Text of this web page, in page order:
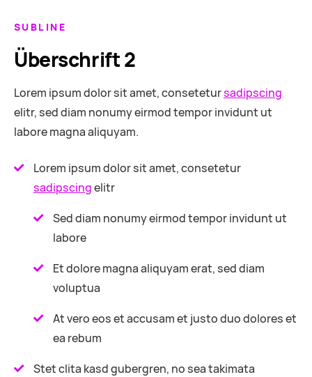
SUBLINE
Überschrift 2
Lorem ipsum dolor sit amet, consetetursadipscing
elitr, sed diam nonumy eirmod tempor invidunt ut
labore magna aliquyam.
Lorem ipsum dolor sit amet, consetetur
sadipscingelitr
Sed diam nonumy eirmod tempor invidunt ut
labore
Et dolore magna aliquyam erat, sed diam
voluptua
At vero eos et accusam et justo duo dolores et
ea rebum
Stet clita kasd gubergren, no sea takimata